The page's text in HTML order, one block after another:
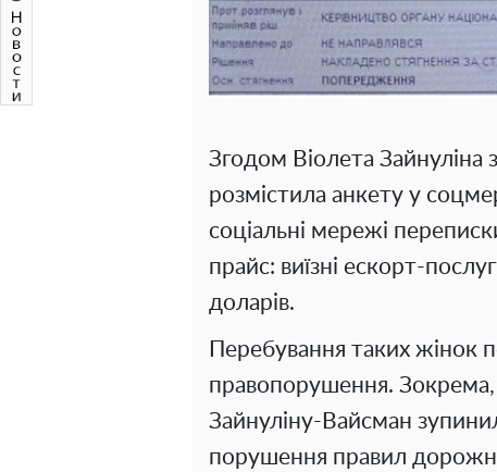
Згодом Віолета Зайнуліна
розмістила анкету у
соціальні мережі
прайс: виїзні ескорт-
доларів.
Перебування таких жінок
правопорушення. Зокрема,
Зайнуліну-Вайсман
порушення правил